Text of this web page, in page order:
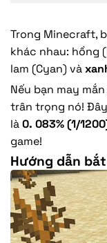
Trong Minecraft,
khác nhau: hồng
lam (Cyan) và
Nếu bạn may
trân trọng nó!
là0. 083% (1/
game!
Hướng dẫn